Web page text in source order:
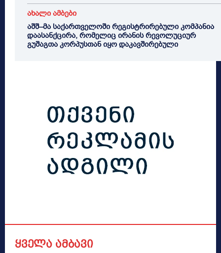
ახალი ამბები
აშშ–მა საქართველოში რეგისტრირებული კომპანია
დაასანქცირა, რომელიც ირანის რევოლუციურ
გუშაგთა კორპუსთან იყო დაკავშირებული
ყველა ამბავი